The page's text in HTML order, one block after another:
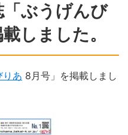
ぶうげんび
しました。
りあ 8月号」を掲載しまし